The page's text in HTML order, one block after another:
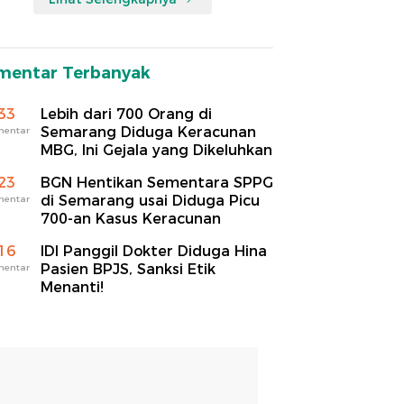
Terbanyak
Lebih dari 700 Orang di
Semarang Diduga Keracunan
MBG, Ini Gejala yang Dikeluhkan
BGN Hentikan Sementara SPPG
di Semarang usai Diduga Picu
700-an Kasus Keracunan
IDI Panggil Dokter Diduga Hina
Pasien BPJS, Sanksi Etik
Menanti!